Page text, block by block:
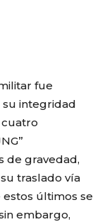
fue
su integridad
de gravedad,
traslado vía
estos últimos se
embargo,